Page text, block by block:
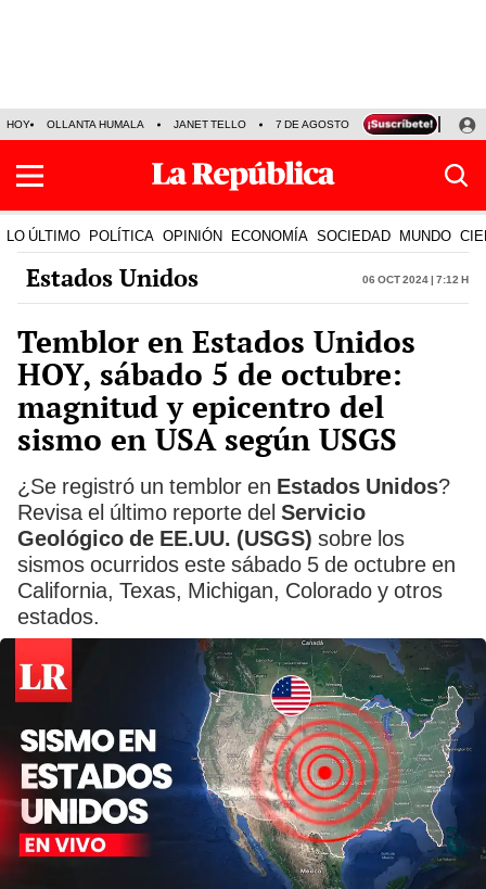
HOY OLLANTA HUMALA JANET TELLO 7 DE AGOSTO TINKA RESULTADOS
LO ÚLTIMO POLÍTICA OPINIÓN ECONOMÍA SOCIEDAD MUNDO
Estados Unidos 06 Oct 2024 | 7:12 h
Temblor en Estados Unidos
HOY, sábado 5 de octubre:
magnitud y epicentro del
sismo en USA según USGS
¿Se registró un temblor en Estados Unidos?
Revisa el último reporte del Servicio
Geológico de EE.UU. (USGS) sobre los
sismos ocurridos este sábado 5 de octubre en
California, Texas, Michigan, Colorado y otros
estados.